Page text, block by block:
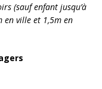
(sauf enfant jusqu’à
en ville et 1,5m en